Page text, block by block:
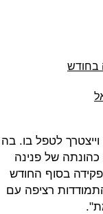
בחודש
לטפל בו. בה
של פנינה
בסוף החודש
רציפה עם